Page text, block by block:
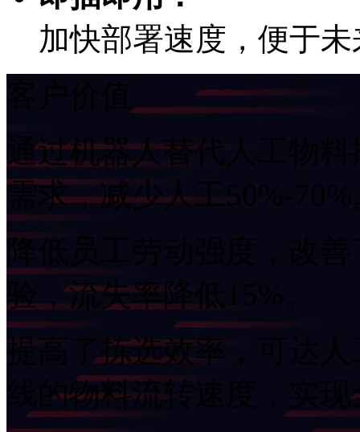
加快部署速度，便于
通过机器人替代人工物
需求，减少人工50%-70%
降低员工劳动强度，改
验，流失率降低15%。
提高了拣选效率，可达
线的物料流转速度，实